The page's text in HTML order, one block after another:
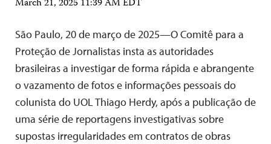
March 21, 2025 11:39 AM EDT
São Paulo, 20 de março de 2025—O Comitê para a
Proteção de Jornalistas insta as autoridades
brasileiras a investigar de forma rápida e abrangente
o vazamento de fotos e informações pessoais do
colunista do UOL Thiago Herdy, após a publicação de
uma série de reportagens investigativas sobre
supostas irregularidades em contratos de obras